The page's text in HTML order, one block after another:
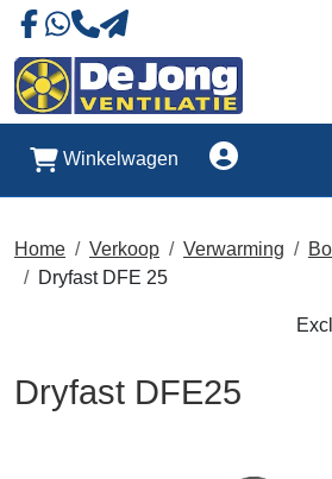
Naar onze Facebookpagina
Stuur ons eeb whatsapp bericht
Winkelwagen Account
Home Verkoop Verwarming
Dryfast DFE 25
Dryfast DFE25